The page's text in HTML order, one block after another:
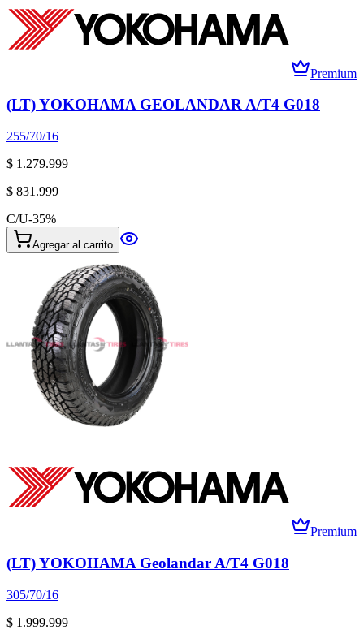
Premium
(LT) YOKOHAMA GEOLANDAR A/T4 G018
255/70/16
$ 1.279.999
$ 831.999
C/U-35%
Agregar al carrito
Premium
(LT) YOKOHAMA Geolandar A/T4 G018
305/70/16
$ 1.999.999